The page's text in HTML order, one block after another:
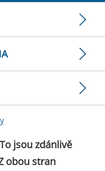
jsou zdánlivě
obou stran